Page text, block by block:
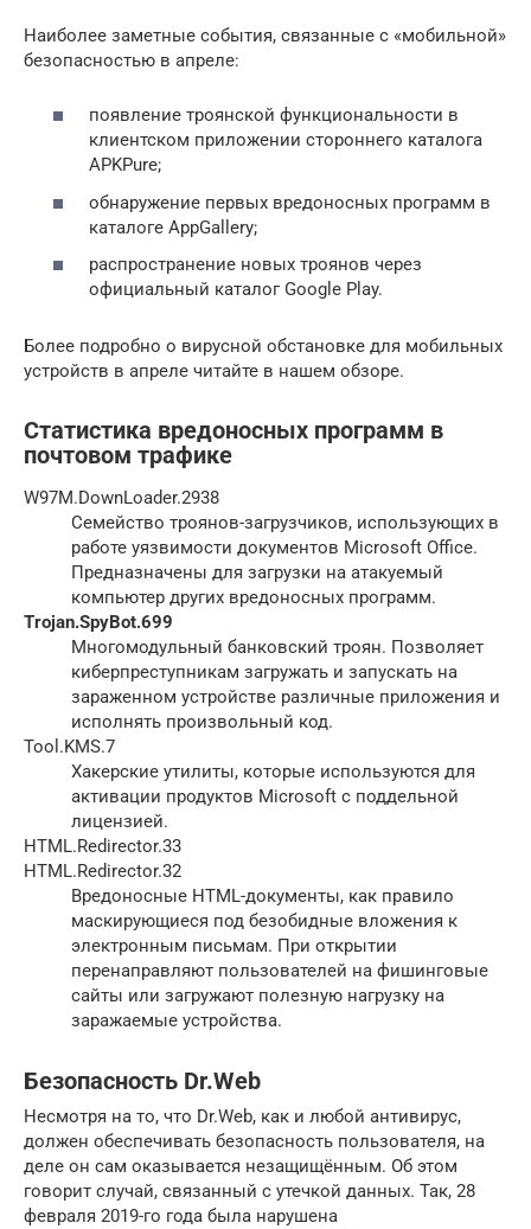
Наиболее заметные события, связанные с «мобильной»
безопасностью в апреле:
появление троянской функциональности в
клиентском приложении стороннего каталога
APKPure;
обнаружение первых вредоносных программ в
каталоге AppGallery;
распространение новых троянов через
официальный каталог Google Play.
Более подробно о вирусной обстановке для мобильных
устройств в апреле читайте в нашем обзоре.
Статистика вредоносных программ в
почтовом трафике
W97M.DownLoader.2938
Семейство троянов-загрузчиков, использующих в
работе уязвимости документов Microsoft Office.
Предназначены для загрузки на атакуемый
компьютер других вредоносных программ.
Trojan.SpyBot.699
Многомодульный банковский троян. Позволяет
киберпреступникам загружать и запускать на
зараженном устройстве различные приложения и
исполнять произвольный код.
Tool.KMS.7
Хакерские утилиты, которые используются для
активации продуктов Microsoft с поддельной
лицензией.
HTML.Redirector.33
HTML.Redirector.32
Вредоносные HTML-документы, как правило
маскирующиеся под безобидные вложения к
электронным письмам. При открытии
перенаправляют пользователей на фишинговые
сайты или загружают полезную нагрузку на
заражаемые устройства.
Безопасность Dr.Web
Несмотря на то, что Dr.Web, как и любой антивирус,
должен обеспечивать безопасность пользователя, на
деле он сам оказывается незащищённым. Об этом
говорит случай, связанный с утечкой данных. Так, 28
февраля 2019-го года была нарушена